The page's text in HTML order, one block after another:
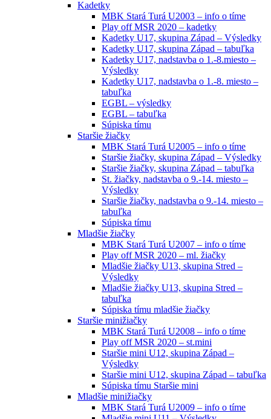
Kadetky
MBK Stará Turá U2003 – info o tíme
Play off MSR 2020 – kadetky
Kadetky U17, skupina Západ – Výsledky
Kadetky U17, skupina Západ – tabuľka
Kadetky U17, nadstavba o 1.-8.miesto –
Výsledky
Kadetky U17, nadstavba o 1.-8. miesto –
tabuľka
EGBL – výsledky
EGBL – tabuľka
Súpiska tímu
Staršie žiačky
MBK Stará Turá U2005 – info o tíme
Staršie žiačky, skupina Západ – Výsledky
Staršie žiačky, skupina Západ – tabuľka
St. žiačky, nadstavba o 9.-14. miesto –
Výsledky
Staršie žiačky, nadstavba o 9.-14. miesto –
tabuľka
Súpiska tímu
Mladšie žiačky
MBK Stará Turá U2007 – info o tíme
Play off MSR 2020 – ml. žiačky
Mladšie žiačky U13, skupina Stred –
Výsledky
Mladšie žiačky U13, skupina Stred –
tabuľka
Súpiska tímu mladšie žiačky
Staršie minižiačky
MBK Stará Turá U2008 – info o tíme
Play off MSR 2020 – st.mini
Staršie mini U12, skupina Západ –
Výsledky
Staršie mini U12, skupina Západ – tabuľka
Súpiska tímu Staršie mini
Mladšie minižiačky
MBK Stará Turá U2009 – info o tíme